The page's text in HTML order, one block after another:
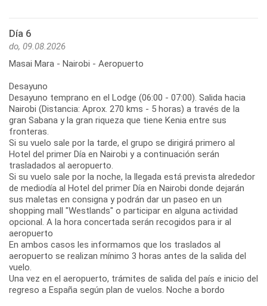
Día 6
do, 09.08.2026
Masai Mara - Nairobi - Aeropuerto
Desayuno
Desayuno temprano en el Lodge (06:00 - 07:00). Salida hacia
Nairobi (Distancia: Aprox. 270 kms - 5 horas) a través de la
gran Sabana y la gran riqueza que tiene Kenia entre sus
fronteras.
Si su vuelo sale por la tarde, el grupo se dirigirá primero al
Hotel del primer Día en Nairobi y a continuación serán
trasladados al aeropuerto.
Si su vuelo sale por la noche, la llegada está prevista alrededor
de mediodía al Hotel del primer Día en Nairobi donde dejarán
sus maletas en consigna y podrán dar un paseo en un
shopping mall "Westlands" o participar en alguna actividad
opcional. A la hora concertada serán recogidos para ir al
aeropuerto
En ambos casos les informamos que los traslados al
aeropuerto se realizan mínimo 3 horas antes de la salida del
vuelo.
Una vez en el aeropuerto, trámites de salida del país e inicio del
regreso a España según plan de vuelos. Noche a bordo